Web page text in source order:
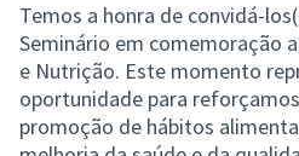
Temos a honra de convidá-
Seminário em comemoração
e Nutrição. Este momento
oportunidade para
promoção de hábitos